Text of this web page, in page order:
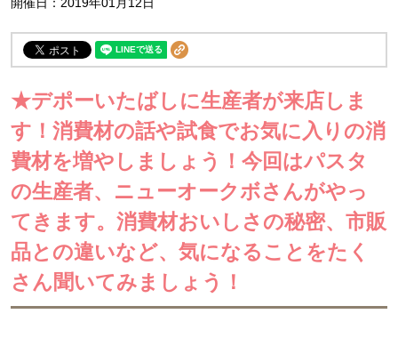
★デポーいたばしに生産者が来店しま
す！消費材の話や試食でお気に入りの消
費材を増やしましょう！今回はパスタ
の生産者、ニューオークボさんがやっ
てきます。消費材おいしさの秘密、市販
品との違いなど、気になることをたく
さん聞いてみましょう！